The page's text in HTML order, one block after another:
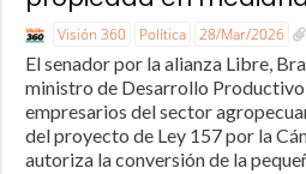
Visión 360 Política 28/Mar/2026
El senador por la alianza Libre,
ministro de Desarrollo
empresarios del sector
del proyecto de Ley 157 por la
autoriza la conversión de la